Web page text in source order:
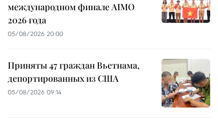
международном финале AIMO
2026 года
05/08/2026 20:00
Приняты 47 граждан Вьетнама,
депортированных из США
05/08/2026 09:14